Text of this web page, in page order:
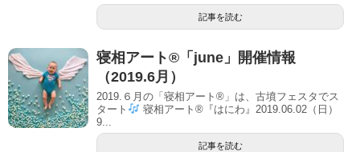
記事を読む
寝相アート®「june」開催情報
（2019.6月）
2019.６月の「寝相アート®」は、古墳フェスタでス
タート
寝相アート®『はにわ』2019.06.02（日）
9...
記事を読む